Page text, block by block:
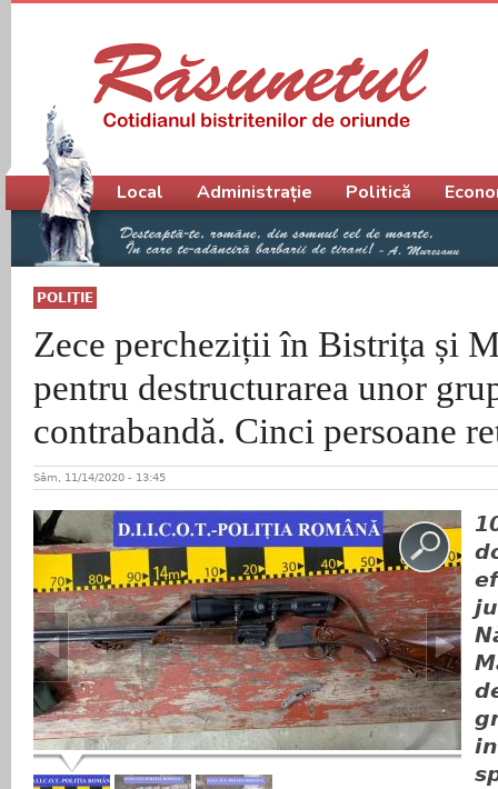
POLIŢIE
Zece percheziții în Bistrița și
pentru destructurarea unor
contrabandă. Cinci persoane
Sâm, 11/14/2020 - 13:45
Meniu principal
Local Administrație Politică